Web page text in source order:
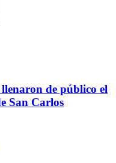
de público el
San Carlos